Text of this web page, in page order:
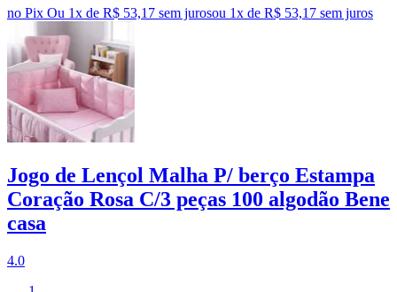
no Pix Ou 1x de R$ 53,17 sem jurosou 1x de R$ 53,17 sem juros
Jogo de Lençol Malha P/ berço Estampa
Coração Rosa C/3 peças 100 algodão Bene
casa
4.0